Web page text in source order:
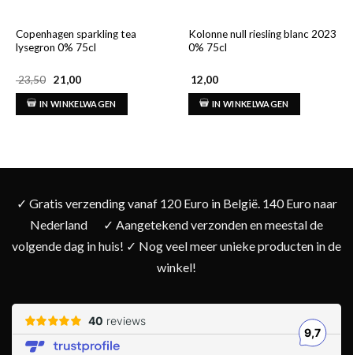
Copenhagen sparkling tea
lysegron 0% 75cl
23,50
Oorspronkelijke
prijs
was:
€ 23,50.
21,00Huidige
is:
€ 21,00.
IN WINKELWAGEN
Kolonne null riesling blanc 2023
0% 75cl
12,00
IN WINKELWAGEN
✓ Gratis verzending vanaf 120 Euro in België. 140 Euro naar
Nederland
✓ Aangetekend verzonden en meestal de
volgende dag in huis! ✓ Nog veel meer unieke producten in de
winkel!